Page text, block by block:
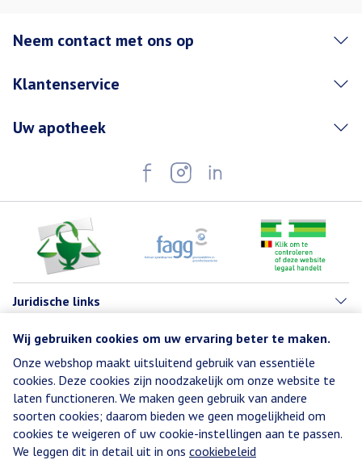
Wij gebruiken cookies om uw ervaring beter te maken.
Onze webshop maakt uitsluitend gebruik van essentiële
cookies. Deze cookies zijn noodzakelijk om onze website te
laten functioneren. We maken geen gebruik van andere
soorten cookies; daarom bieden we geen mogelijkheid om
cookies te weigeren of uw cookie-instellingen aan te passen.
We leggen dit in detail uit in ons cookiebeleid
Neem contact met ons op
Klantenservice
Uw apotheek
Juridische links